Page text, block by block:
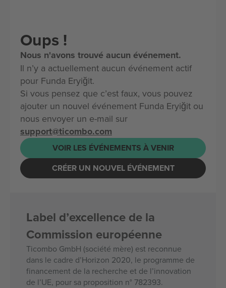
Oups !
Nous n'avons trouvé aucun événement.
Il n’y a actuellement aucun événement actif
pour Funda Eryiğit.
Si vous pensez que c’est faux, vous pouvez
ajouter un nouvel événement Funda Eryiğit ou
nous envoyer un e-mail sur
support@ticombo.com
VOIR LES ÉVÉNEMENTS À VENIR
CRÉER UN NOUVEL ÉVÉNEMENT
Label d’excellence de la
Commission européenne
Ticombo GmbH (société mère) est reconnue
dans le cadre d’Horizon 2020, le programme de
financement de la recherche et de l’innovation
de l’UE, pour sa proposition n° 782393.